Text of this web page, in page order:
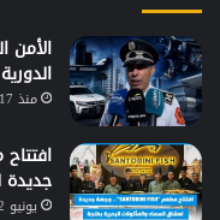
الأمن
منذ 17 ساعة
جديدة
يونيو 22, 2026